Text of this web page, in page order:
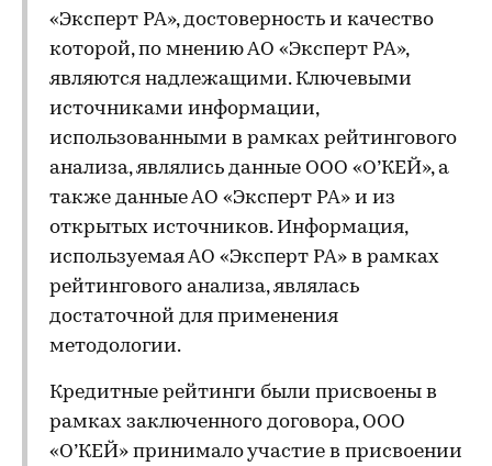
«Эксперт РА», достоверность и качество
которой, по мнению АО «Эксперт РА»,
являются надлежащими. Ключевыми
источниками информации,
использованными в рамках рейтингового
анализа, являлись данные ООО «О’КЕЙ», а
также данные АО «Эксперт РА» и из
открытых источников. Информация,
используемая АО «Эксперт РА» в рамках
рейтингового анализа, являлась
достаточной для применения
методологии.
Кредитные рейтинги были присвоены в
рамках заключенного договора, ООО
«О’КЕЙ» принимало участие в присвоении